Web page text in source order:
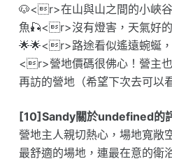
🐶<r>在山與山之間的小峽
魚🎣<r>沒有燈害，天氣好
🌟🌟<r>路途看似遙遠蜿蜒，
<r>營地價碼很佛心！營主
再訪的營地（希望下次去可以
[10]Sandy關於undefined的
營地主人親切熱心，場地寬敞
最舒適的場地，連最在意的衛